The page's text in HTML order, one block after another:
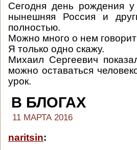
Сегодня день рождения у
нынешняя Россия и
полностью.
Можно много о нем
Я только одно скажу.
Михаил Сергеевич
можно оставаться
урок.
В БЛОГАХ
11 МАРТА 2016
naritsin: